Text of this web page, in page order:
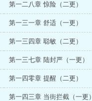
第一二八章 惊险（二更）
第一三一章 舒适（一更）
第一三四章 聪敏（二更）
第一三七章 陆封严（一更）
第一四零章 提醒（二更）
第一四三章 当街拦截（一更）